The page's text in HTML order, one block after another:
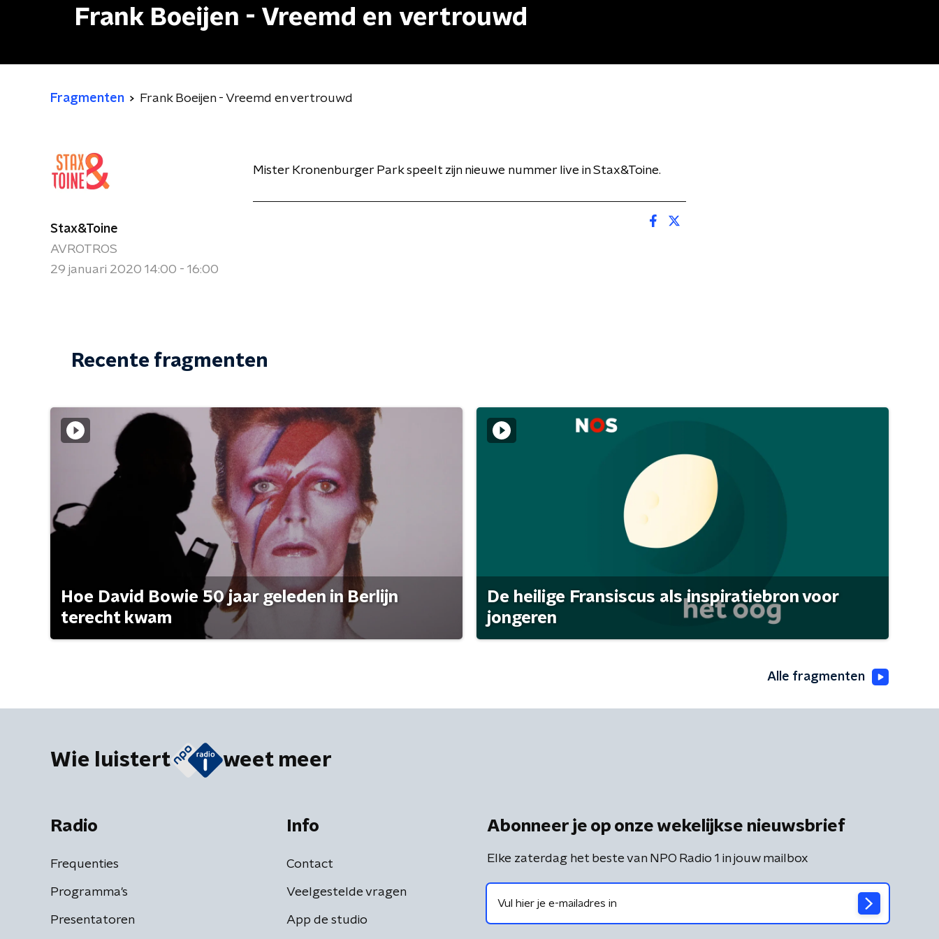
Frank Boeijen - Vreemd en vertrouwd
Fragmenten Frank Boeijen - Vreemd en vertrouwd
Stax&Toine
AVROTROS
29 januari 2020 14:00 - 16:00
Mister Kronenburger Park speelt zijn nieuwe nummer live in Stax&Toine.
Recente fragmenten
Hoe David Bowie 50 jaar geleden in Berlijn
terecht kwam
De heilige Fransiscus als inspiratiebron voor
jongeren
Alle fragmenten
Wie luistert weet meer
Radio
Frequenties
Programma's
Presentatoren
Info
Contact
Veelgestelde vragen
App de studio
Abonneer je op onze wekelijkse nieuwsbrief
Elke zaterdag het beste van NPO Radio 1 in jouw mailbox